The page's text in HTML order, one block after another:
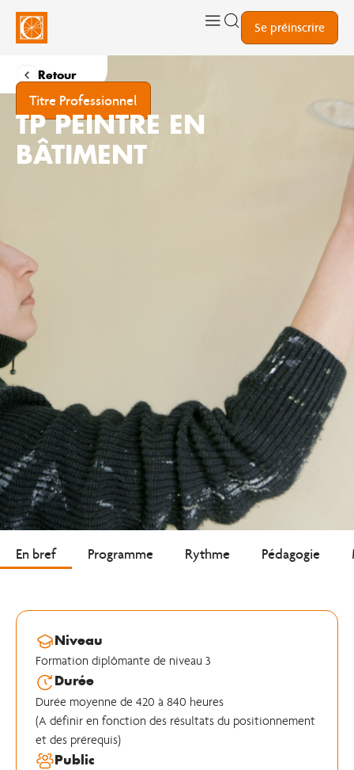
Se préinscrire
Retour
Titre Professionnel
TP PEINTRE EN
BÂTIMENT
En bref Programme Rythme Pédagogie
Niveau
Formation diplômante de niveau 3
Durée
Durée moyenne de 420 à 840 heures
(A définir en fonction des résultats du positionnement
et des prérequis)
Public